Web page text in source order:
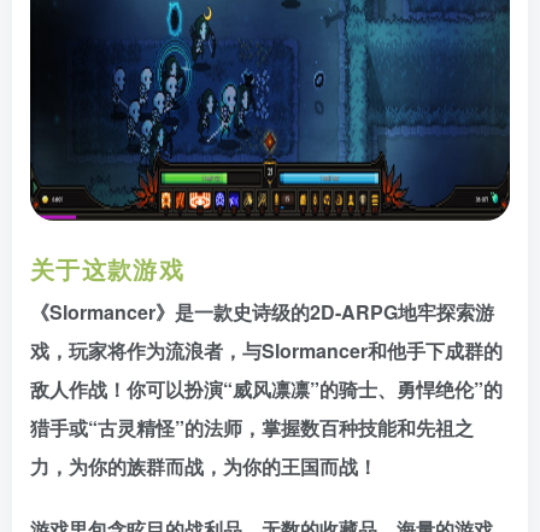
关于这款游戏
《Slormancer》是一款史诗级的2D-ARPG地牢探索游
戏，玩家将作为流浪者，与Slormancer和他手下成群的
敌人作战！你可以扮演“威风凛凛”的骑士、勇悍绝伦”的
猎手或“古灵精怪”的法师，掌握数百种技能和先祖之
力，为你的族群而战，为你的王国而战！